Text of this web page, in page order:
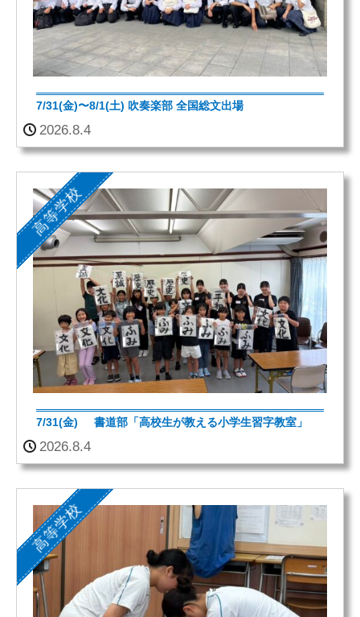
7/31(金)〜8/1(土) 吹奏楽部 全国総文出場
2026.8.4
高等学校
7/31(金) 書道部「高校生が教える小学生習字教室」
2026.8.4
高等学校